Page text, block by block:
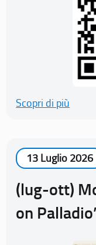
Scopri di più
13 Luglio 2026
(lug-ott)
on